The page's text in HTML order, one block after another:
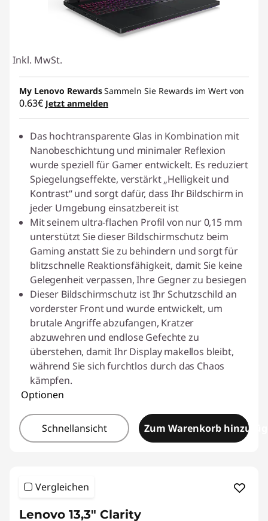
Inkl. MwSt.
My Lenovo RewardsSammeln Sie Rewards im Wert von
0.63€ Jetzt anmelden
Das hochtransparente Glas in Kombination mit
Nanobeschichtung und minimaler Reflexion
wurde speziell für Gamer entwickelt. Es reduziert
Spiegelungseffekte, verstärkt „Helligkeit und
Kontrast“ und sorgt dafür, dass Ihr Bildschirm in
jeder Umgebung einsatzbereit ist
Mit seinem ultra-flachen Profil von nur 0,15 mm
unterstützt Sie dieser Bildschirmschutz beim
Gaming anstatt Sie zu behindern und sorgt für
blitzschnelle Reaktionsfähigkeit, damit Sie keine
Gelegenheit verpassen, Ihre Gegner zu besiegen
Dieser Bildschirmschutz ist Ihr Schutzschild an
vorderster Front und wurde entwickelt, um
brutale Angriffe abzufangen, Kratzer
abzuwehren und endlose Gefechte zu
überstehen, damit Ihr Display makellos bleibt,
während Sie sich furchtlos durch das Chaos
kämpfen.
Optionen
Schnellansicht Zum Warenkorb
Vergleichen
Lenovo 13,3" Clarity